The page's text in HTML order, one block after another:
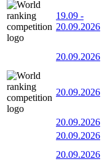
19.09 -
20.09.2026
20.09.2026
20.09.2026
20.09.2026
20.09.2026
20.09.2026